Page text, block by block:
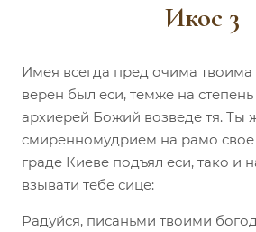
Икос 3
Имея всегда пред очима твоима
верен был еси, темже на
архиерей Божий возведе тя. Ты
смиренномудрием на рамо свое
граде Киеве подъял еси, тако и
взывати тебе сице:
Радуйся, писаньми твоими